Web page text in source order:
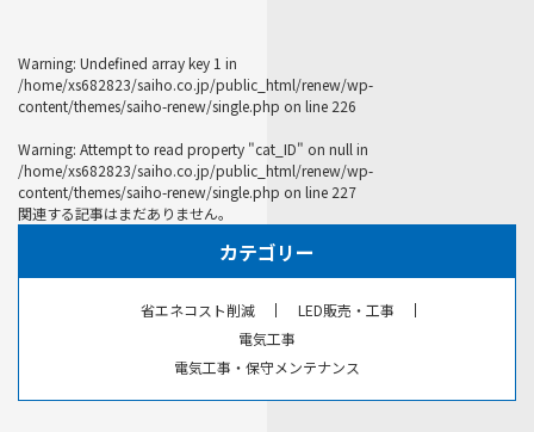
Warning: Undefined array key 1 in
/home/xs682823/saiho.co.jp/public_html/renew/wp-
content/themes/saiho-renew/single.php on line 226
Warning: Attempt to read property "cat_ID" on null in
/home/xs682823/saiho.co.jp/public_html/renew/wp-
content/themes/saiho-renew/single.php on line 227
関連する記事はまだありません。
カテゴリー
省エネコスト削減
LED販売・工事
電気工事
電気工事・保守メンテナンス